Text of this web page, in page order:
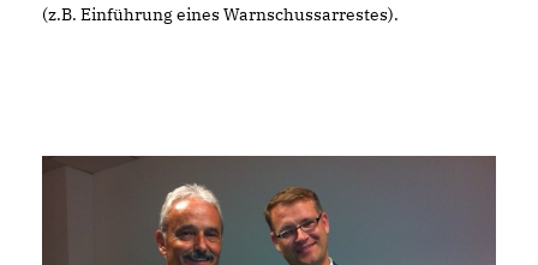
(z.B. Einführung eines Warnschussarrestes).